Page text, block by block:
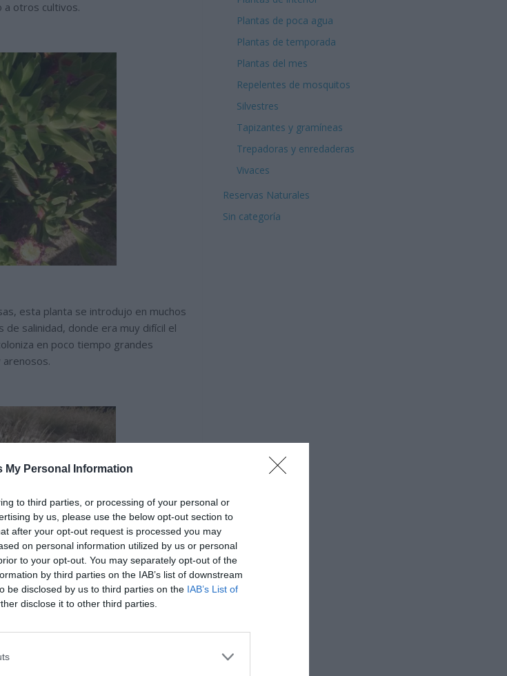
My Personal Information
to third parties, or processing of your personal or
by us, please use the below opt-out section to
after your opt-out request is processed you may
on personal information utilized by us or personal
to your opt-out. You may separately opt-out of the
by third parties on the IAB’s list of downstream
be disclosed by us to third parties on the IAB’s List of
disclose it to other third parties.
a otros cultivos.
esta planta se introdujo en muchos
salinidad, donde era muy difícil el
en poco tiempo grandes
Plantas de poca agua
Plantas de temporada
Plantas del mes
Repelentes de mosquitos
Silvestres
Tapizantes y gramíneas
Trepadoras y enredaderas
Vivaces
Reservas Naturales
Sin categoría